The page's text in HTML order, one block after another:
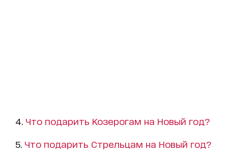
4. Что подарить Козерогам на Новый год?
5. Что подарить Стрельцам на Новый год?